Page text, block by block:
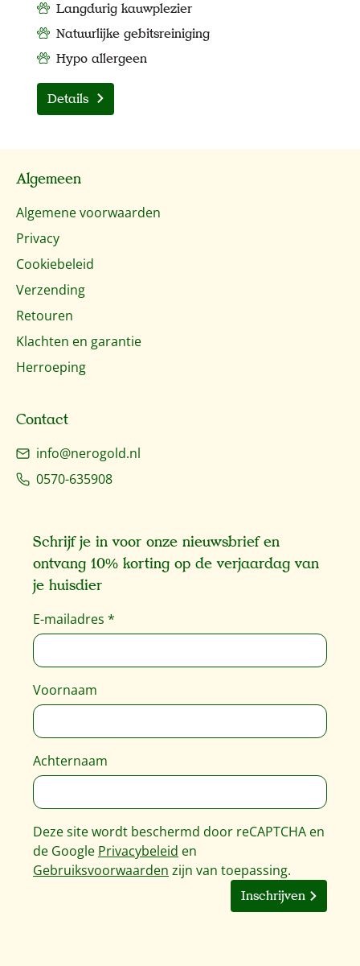
Langdurig kauwplezier
Natuurlijke gebitsreiniging
Hypo allergeen
Details
Algemeen
Algemene voorwaarden
Privacy
Cookiebeleid
Verzending
Retouren
Klachten en garantie
Herroeping
Contact
info@nerogold.nl
0570-635908
Schrijf je in voor onze nieuwsbrief en
ontvang 10% korting op de verjaardag van
je huisdier
E-mailadres *
Voornaam
Achternaam
Deze site wordt beschermd door reCAPTCHA en
de Google Privacybeleid en
Gebruiksvoorwaarden zijn van toepassing.
Inschrijven